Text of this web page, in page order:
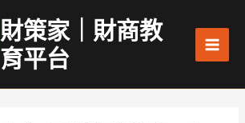
財策家｜財商教
育平台